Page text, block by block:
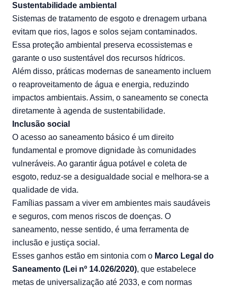
Sustentabilidade ambiental
Sistemas de tratamento de esgoto e drenagem urbana
evitam que rios, lagos e solos sejam contaminados.
Essa proteção ambiental preserva ecossistemas e
garante o uso sustentável dos recursos hídricos.
Além disso, práticas modernas de saneamento incluem
o reaproveitamento de água e energia, reduzindo
impactos ambientais. Assim, o saneamento se conecta
diretamente à agenda de sustentabilidade.
Inclusão social
O acesso ao saneamento básico é um direito
fundamental e promove dignidade às comunidades
vulneráveis. Ao garantir água potável e coleta de
esgoto, reduz-se a desigualdade social e melhora-se a
qualidade de vida.
Famílias passam a viver em ambientes mais saudáveis
e seguros, com menos riscos de doenças. O
saneamento, nesse sentido, é uma ferramenta de
inclusão e justiça social.
Esses ganhos estão em sintonia com o Marco Legal do
Saneamento (Lei nº 14.026/2020), que estabelece
metas de universalização até 2033, e com normas